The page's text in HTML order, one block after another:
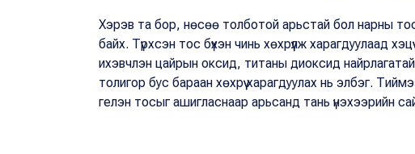
Хэрэв та бор, нөсөө толботой арьстай бол нарны
байх. Түрхсэн тос бүхэн чинь хөхрүүлж харагдуулаад
ихэвчлэн цайрын оксид, титаны диоксид
толигор бус бараан хөхрүү харагдуулах нь элбэг.
гелэн тосыг ашигласнаар арьсанд тань үнэхээрийн